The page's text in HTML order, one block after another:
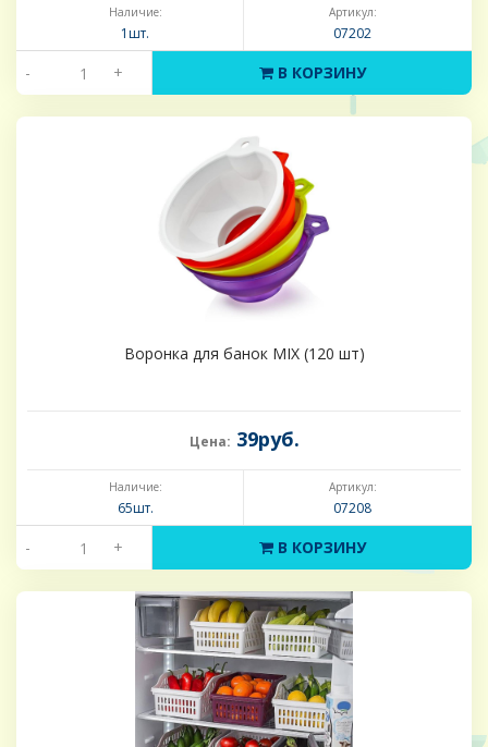
Наличие:
1шт.
Артикул:
07202
- + В КОРЗИНУ
Воронка для банок MIX (120 шт)
Цена: 39руб.
Наличие:
65шт.
Артикул:
07208
- + В КОРЗИНУ